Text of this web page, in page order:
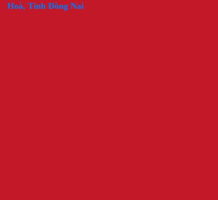
Hoà, Tỉnh Đồng Nai